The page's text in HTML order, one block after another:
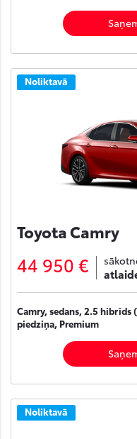
Noliktavā
Toyota Camry
44 950 €
Camry, sedans, 2.5
piedziņa, Premium
Noliktavā